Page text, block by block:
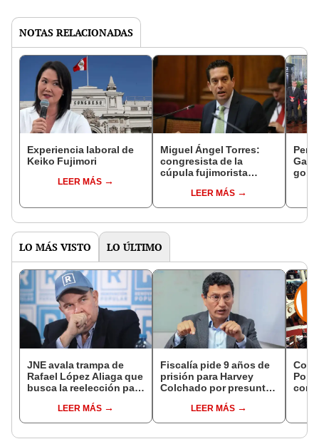
NOTAS RELACIONADAS
Experiencia laboral de
Keiko Fujimori
LEER MÁS
Miguel Ángel Torres:
congresista de la
cúpula fujimorista
del SenadoLEER MÁS
LO MÁS VISTO LO ÚLTIMO
JNE avala trampa de
Rafael López Aliaga que
busca la reelección para
LEER MÁS
Fiscalía pide 9 años de
prisión para Harvey
Colchado por presunta
incompatible y falsedad
ideológica
LEER MÁS